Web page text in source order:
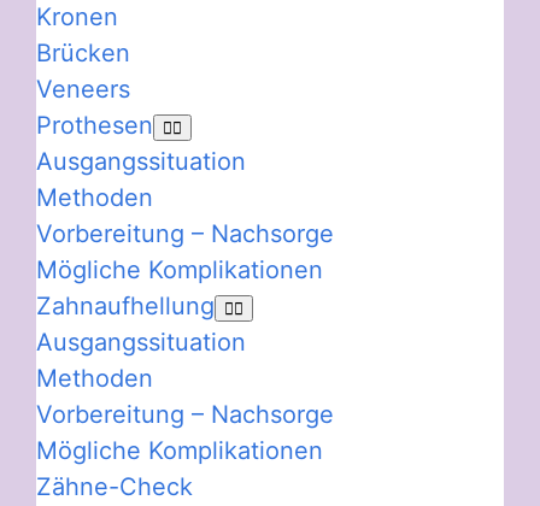
Kronen
Brücken
Veneers
Prothesen
Ausgangssituation
Methoden
Vorbereitung – Nachsorge
Mögliche Komplikationen
Zahnaufhellung
Ausgangssituation
Methoden
Vorbereitung – Nachsorge
Mögliche Komplikationen
Zähne-Check